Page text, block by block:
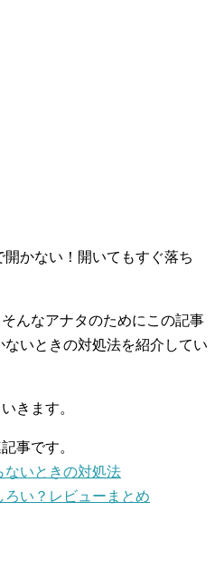
かない！開いてもすぐ落ち
んなアナタのためにこの記事
いときの対処法を紹介してい
きます。
事です。
ないときの対処法
い？レビューまとめ